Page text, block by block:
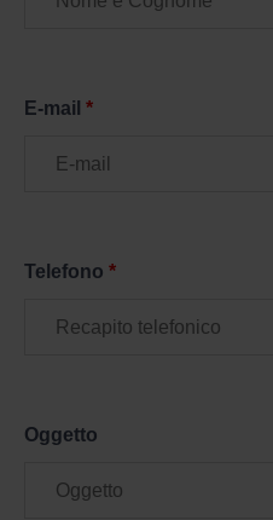
E-mail *
Telefono *
Oggetto